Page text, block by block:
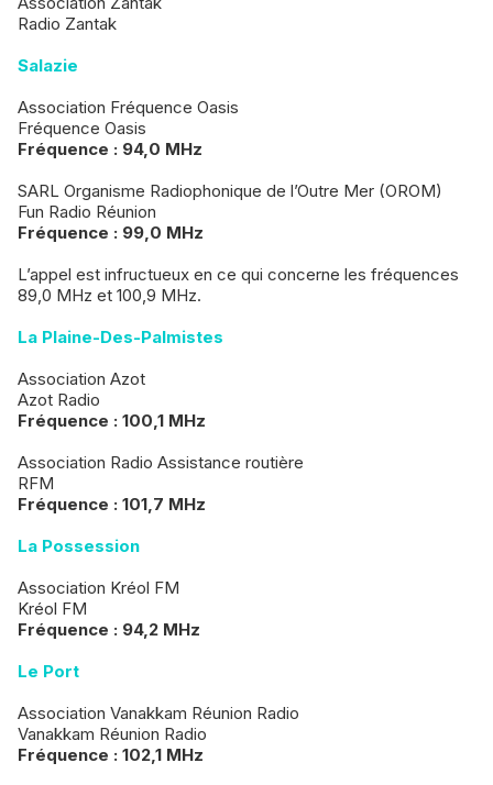
Radio Zantak
Salazie
Association Fréquence Oasis
Fréquence Oasis
Fréquence : 94,0 MHz​
SARL Organisme Radiophonique de l’Outre Mer (OROM)
Fun Radio Réunion
Fréquence : 99,0 MHz​
L’appel est infructueux en ce qui concerne les fréquences
89,0 MHz et 100,9 MHz.
La Plaine-Des-Palmistes
Association Azot
Azot Radio
Fréquence : 100,1 MHz
Association Radio Assistance routière
RFM
Fréquence : 101,7 MHz
La Possession
Association Kréol FM
Kréol FM
Fréquence : 94,2 MHz
Le Port
Association Vanakkam Réunion Radio
Vanakkam Réunion Radio
Fréquence : 102,1 MHz